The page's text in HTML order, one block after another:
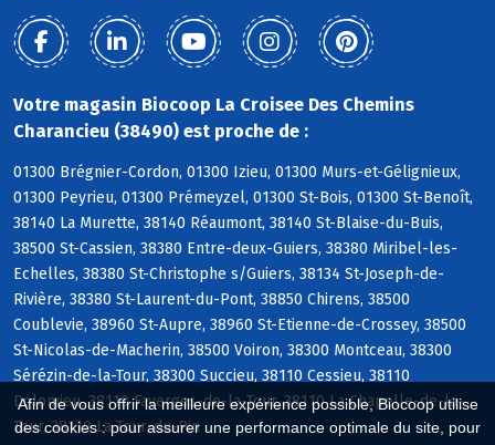
Afin de vous offrir la meilleure expérience possible, Biocoop utilise
des cookies : pour assurer une performance optimale du site, pour
Votre magasin Biocoop La Croisee Des Chemins
Charancieu (38490) est proche de :
01300 Brégnier-Cordon, 01300 Izieu, 01300 Murs-et-Gélignieux,
01300 Peyrieu, 01300 Prémeyzel, 01300 St-Bois, 01300 St-Benoît,
38140 La Murette, 38140 Réaumont, 38140 St-Blaise-du-Buis,
38500 St-Cassien, 38380 Entre-deux-Guiers, 38380 Miribel-les-
Echelles, 38380 St-Christophe s/Guiers, 38134 St-Joseph-de-
Rivière, 38380 St-Laurent-du-Pont, 38850 Chirens, 38500
Coublevie, 38960 St-Aupre, 38960 St-Etienne-de-Crossey, 38500
St-Nicolas-de-Macherin, 38500 Voiron, 38300 Montceau, 38300
Sérézin-de-la-Tour, 38300 Succieu, 38110 Cessieu, 38110
Dolomieu, 38110 Faverges-de-la-Tour, 38110 La Chapelle-de-la-
Tour, 38110 La Tour-du-Pin